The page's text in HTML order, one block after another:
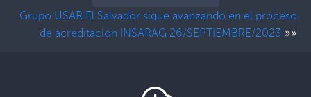
Grupo USAR El Salvador sigue avanzando en el proceso
de acreditación INSARAG 26/SEPTIEMBRE/2023 »»